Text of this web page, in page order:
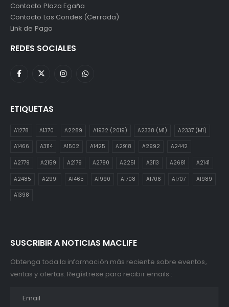
Contacto Plaza Egaña
Contacto Las Condes (Cerrada)
Link de Pago
REDES SOCIALES
ETIQUETAS
A1278 A1370 A2289 A1932 (2019) A2338 (M1) A2337 (M1)
A1466 A3114 A1502 A1425 A2918 A2992 A2442
A2779 A2159 A2179 A2780 A2251 A3113 A2681 A2141
A2485 A2991 A1465 A1990 A1708 A1706 A1707 A1989
A1398
SUSCRIBIR A NOTICIAS MACLIFE
Obtenga toda la información más reciente sobre eventos,
ventas y ofertas. Regístrese para recibir emails :